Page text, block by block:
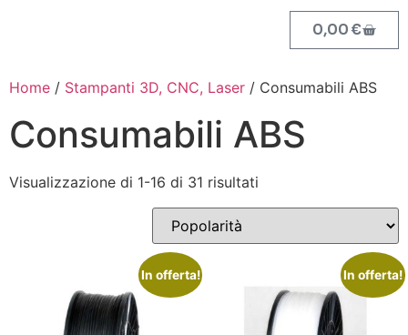
0,00€
Home / Stampanti 3D, CNC, Laser / Consumabili ABS
Consumabili ABS
Visualizzazione di 1-16 di 31 risultati
In offerta! In offerta!